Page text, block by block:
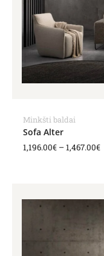
Minkšti baldai
Sofa Alter
1,196.00€ –1,467.00€